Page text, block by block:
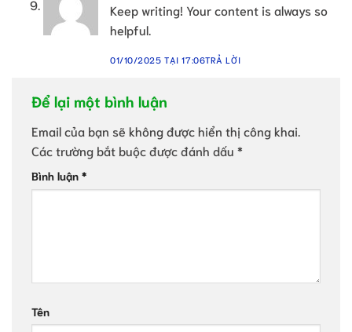
Keep writing! Your content is always so
helpful.
01/10/2025 TẠI 17:06TRẢ LỜI
Để lại một bình luận
Email của bạn sẽ không được hiển thị công khai.
Các trường bắt buộc được đánh dấu *
Bình luận *
Tên